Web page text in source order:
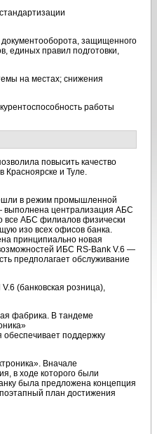
документооборота, защищенного
единых правил подготовки,
на местах; снижения
работы
повысить качество
Красноярске и Туле.
в режим промышленной
выполнена централизация АБС
все АБС филиалов физически
изо всех офисов банка.
принципиально новая
ИБС RS-Bank V.6 —
предполагает обслуживание
V.6 (банковская розница),
фабрика. В тандеме
обеспечивает поддержку
Вначале
в ходе которого были
была предложена концепция
план достижения